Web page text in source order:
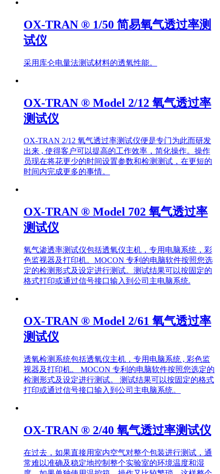
OX-TRAN ® 1/50 简易氧气透过率测
试仪
采用库仑电量法测试材料的透氧性能。
OX-TRAN ® Model 2/12 氧气透过率
测试仪
OX-TRAN 2/12 氧气透过率测试仪便是专门为此而研发
出来 , 使得客户可以提高的工作效率，简化操作。操作
员现在将花更少的时间设置参数和检测测试，在更短的
时间内完成更多的事情。
OX-TRAN ® Model 702 氧气透过率
测试仪
氧气渗透率测试仪包括透氧仪主机，专用电脑系统，彩
色监视器及打印机。MOCON 专利的电脑软件按照您选
定的检测形式及设定进行测试。测试结果可以按固定的
格式打印或通过信号接口输入到公司主电脑系统.
OX-TRAN ® Model 2/61 氧气透过率
测试仪
透氧检测系统包括透氧仪主机，专用电脑系统 , 彩色监
视器及打印机。 MOCON 专利的电脑软件按照您选定的
检测形式及设定进行测试。 测试结果可以按固定的格式
打印或通过信号接口输入到公司主电脑系统。
OX-TRAN ® 2/40 氧气透过率测试仪
在过去，如果直接用室内空气对整个包装进行测试，通
常难以准确及稳定地控制整个实验室的环境温度和湿